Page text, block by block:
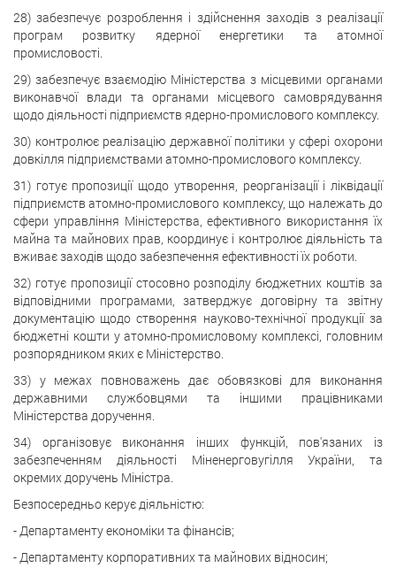
28) забезпечує розроблення і здійснення заходів з реалізації
програм розвитку ядерної енергетики та атомної
промисловості.
29) забезпечує взаємодію Міністерства з місцевими органами
виконавчої влади та органами місцевого самоврядування
щодо діяльності підприємств ядерно-промислового комплексу.
30) контролює реалізацію державної політики у сфері охорони
довкілля підприємствами атомно-промислового комплексу.
31) готує пропозиції щодо утворення, реорганізації і ліквідації
підприємств атомно-промислового комплексу, що належать до
сфери управління Міністерства, ефективного використання їх
майна та майнових прав, координує і контролює діяльність та
вживає заходів щодо забезпечення ефективності їх роботи.
32) готує пропозиції стосовно розподілу бюджетних коштів за
відповідними програмами, затверджує договірну та звітну
документацію щодо створення науково-технічної продукції за
бюджетні кошти у атомно-промисловому комплексі, головним
розпорядником яких є Міністерство.
33) у межах повноважень дає обовязкові для виконання
державними службовцями та іншими працівниками
Міністерства доручення.
34) організовує виконання інших функцій, пов'язаних із
забезпеченням діяльності Міненерговугілля України, та
окремих доручень Міністра.
Безпосередньо керує діяльністю:
- Департаменту економіки та фінансів;
- Департаменту корпоративних та майнових відносин;